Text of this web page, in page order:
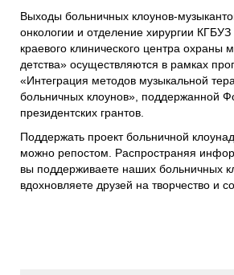
Выходы больничных клоунов-
онкологии и отделение хирургии КГБУЗ
краевого клинического центра охраны
детства» осуществляются в рамках
«Интеграция методов музыкальной
больничных клоунов», поддержанной
президентских грантов.
Поддержать проект больничной
можно репостом. Распространяя
вы поддерживаете наших больничных
вдохновляете друзей на творчество и